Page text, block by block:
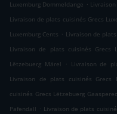
Luxemburg Dommeldange .
Livraison de plats cuisinés Grecs
Luxemburg Cents . Livraison de
Livraison de plats cuisinés Grecs
Lëtzebuerg Märel
. Livraison de
Livraison de plats cuisinés Grecs
cuisinés Grecs Lëtzebuerg
Pafendall . Livraison de plats